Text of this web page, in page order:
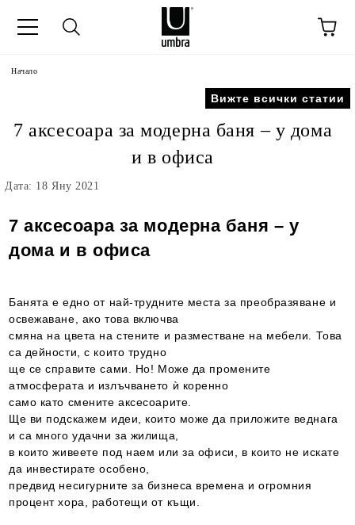
Начало
Вижте всички статии
7 аксесоара за модерна баня – у дома
и в офиса
Дата: 18 Яну 2021
7 аксесоара за модерна баня – у
дома и в офиса
Банята е едно от най-трудните места за преобразяване и
освежаване, ако това включва
смяна на цвета на стените и разместване на мебели. Това
са дейности, с които трудно
ще се справите сами. Но! Може да промените
атмосферата и излъчването ѝ коренно
само като смените аксесоарите.
Ще ви подскажем идеи, които може да приложите веднага
и са много удачни за жилища,
в които живеете под наем или за офиси, в които не искате
да инвестирате особено,
предвид несигурните за бизнеса времена и огромния
процент хора, работещи от къщи.